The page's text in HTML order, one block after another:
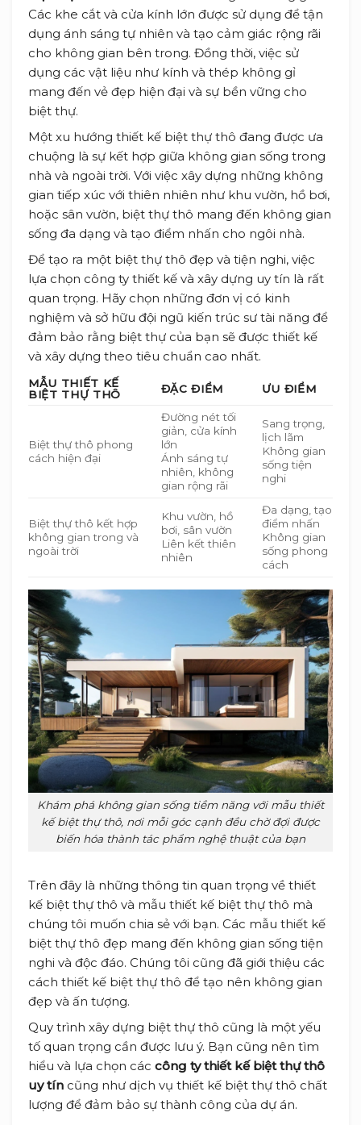
Các khe cắt và cửa kính lớn được sử dụng để tận
dụng ánh sáng tự nhiên và tạo cảm giác rộng rãi
cho không gian bên trong. Đồng thời, việc sử
dụng các vật liệu như kính và thép không gỉ
mang đến vẻ đẹp hiện đại và sự bền vững cho
biệt thự.
Một xu hướng thiết kế biệt thự thô đang được ưa
chuộng là sự kết hợp giữa không gian sống trong
nhà và ngoài trời. Với việc xây dựng những không
gian tiếp xúc với thiên nhiên như khu vườn, hồ bơi,
hoặc sân vườn, biệt thự thô mang đến không gian
sống đa dạng và tạo điểm nhấn cho ngôi nhà.
Để tạo ra một biệt thự thô đẹp và tiện nghi, việc
lựa chọn công ty thiết kế và xây dựng uy tín là rất
quan trọng. Hãy chọn những đơn vị có kinh
nghiệm và sở hữu đội ngũ kiến trúc sư tài năng để
đảm bảo rằng biệt thự của bạn sẽ được thiết kế
và xây dựng theo tiêu chuẩn cao nhất.
MẪU THIẾT KẾ
BIỆT THỰ THÔ
ĐẶC ĐIỂM ƯU ĐIỂM
Biệt thự thô phong
cách hiện đại
Đường nét tối
giản, cửa kính
lớn
Ánh sáng tự
nhiên, không
gian rộng rãi
Sang trọng,
lịch lãm
Không gian
sống tiện
nghi
Biệt thự thô kết hợp
không gian trong và
ngoài trời
Khu vườn, hồ
bơi, sân vườn
Liên kết thiên
nhiên
Đa dạng, tạo
điểm nhấn
Không gian
sống phong
cách
Khám phá không gian sống tiềm năng với mẫu thiết
kế biệt thự thô, nơi mỗi góc cạnh đều chờ đợi được
biến hóa thành tác phẩm nghệ thuật của bạn
Trên đây là những thông tin quan trọng về thiết
kế biệt thự thô và mẫu thiết kế biệt thự thô mà
chúng tôi muốn chia sẻ với bạn. Các mẫu thiết kế
biệt thự thô đẹp mang đến không gian sống tiện
nghi và độc đáo. Chúng tôi cũng đã giới thiệu các
cách thiết kế biệt thự thô để tạo nên không gian
đẹp và ấn tượng.
Quy trình xây dựng biệt thự thô cũng là một yếu
tố quan trọng cần được lưu ý. Bạn cũng nên tìm
hiểu và lựa chọn các công ty thiết kế biệt thự thô
uy tín cũng như dịch vụ thiết kế biệt thự thô chất
lượng để đảm bảo sự thành công của dự án.